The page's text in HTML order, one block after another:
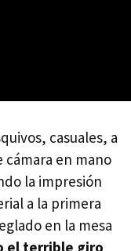
casuales, a
en mano
la impresión
a la primera
en la mesa
el terrible giro